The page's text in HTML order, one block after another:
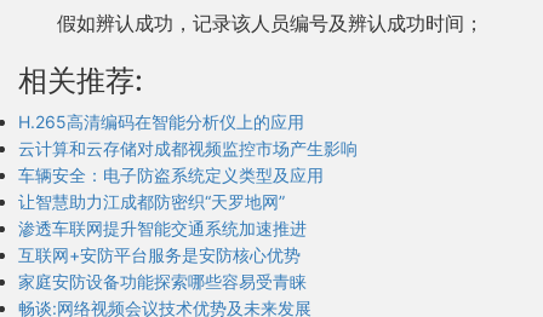
假如辨认成功，记录该人员编号及辨认成功时间；
相关推荐:
H.265高清编码在智能分析仪上的应用
云计算和云存储对成都视频监控市场产生影响
车辆安全：电子防盗系统定义类型及应用
让智慧助力江成都防密织“天罗地网”
渗透车联网提升智能交通系统加速推进
互联网+安防平台服务是安防核心优势
家庭安防设备功能探索哪些容易受青睐
畅谈:网络视频会议技术优势及未来发展